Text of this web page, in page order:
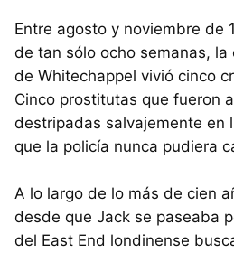
Entre agosto y noviembre de
de tan sólo ocho semanas, la
de Whitechappel vivió cinco
Cinco prostitutas que fueron
destripadas salvajemente en
que la policía nunca pudiera
A lo largo de lo más de cien
desde que Jack se paseaba
del East End londinense